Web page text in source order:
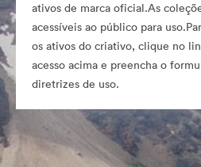
ativos de marca oficial.As
acessíveis ao público para
os ativos do criativo, clique no
acesso acima e preencha o
diretrizes de uso.